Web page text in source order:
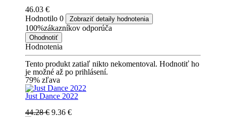
46.03 €
Hodnotilo 0 Zobraziť detaily hodnotenia
100%zákazníkov odporúča
Ohodnotiť
Hodnotenia
Tento produkt zatiaľ nikto nekomentoval. Hodnotiť ho
je možné až po prihlásení.
79% zľava
Just Dance 2022
44.28 € 9.36 €